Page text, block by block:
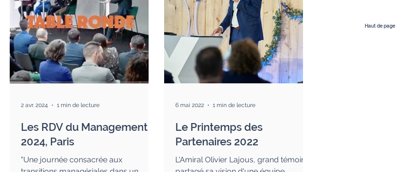
Haut de page
Les RDV du Management
2024, Paris
"Une journée consacrée aux
2 avr. 2024 1 min de lecture
Le Printemps des
Partenaires 2022
L'Amiral Olivier Lajous, grand témoin, a
6 mai 2022 1 min de lecture